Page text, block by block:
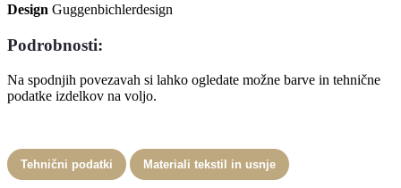
Design Guggenbichlerdesign
Podrobnosti:
Na spodnjih povezavah si lahko ogledate možne barve in tehnične
podatke izdelkov na voljo.
Tehnični podatki Materiali tekstil in usnje